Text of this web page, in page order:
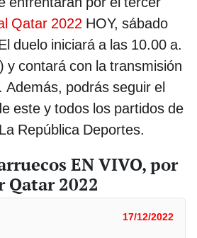
Qatar 2022 HOY, sábado
duelo iniciará a las 10.00 a.
y contará con la transmisión
Además, podrás seguir el
este y todos los partidos de
República Deportes.
EN VIVO, por
Qatar 2022
17/12/2022